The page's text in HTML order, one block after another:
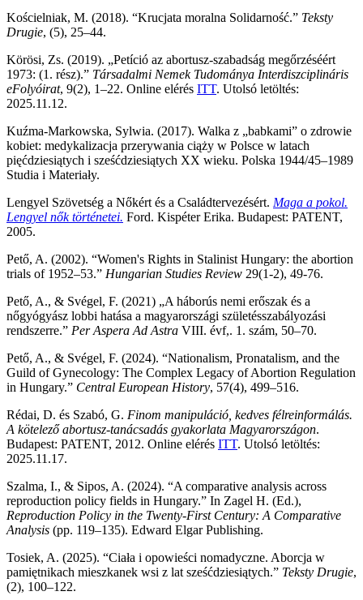
Kościelniak, M. (2018). “Krucjata moralna Solidarność.” Teksty
Drugie, (5), 25–44.
Körösi, Zs. (2019). „Petíció az abortusz-szabadság megőrzéséért
1973: (1. rész).” Társadalmi Nemek Tudománya Interdiszciplináris
eFolyóirat, 9(2), 1–22. Online elérés ITT. Utolsó letöltés:
2025.11.12.
Kuźma-Markowska, Sylwia. (2017). Walka z „babkami” o zdrowie
kobiet: medykalizacja przerywania ciąży w Polsce w latach
pięćdziesiątych i sześćdziesiątych XX wieku. Polska 1944/45–1989
Studia i Materiały.
Lengyel Szövetség a Nőkért és a Családtervezésért. Maga a pokol.
Lengyel nők történetei. Ford. Kispéter Erika. Budapest: PATENT,
2005.
Pető, A. (2002). “Women's Rights in Stalinist Hungary: the abortion
trials of 1952–53.” Hungarian Studies Review 29(1-2), 49-76.
Pető, A., & Svégel, F. (2021) „A háborús nemi erőszak és a
nőgyógyász lobbi hatása a magyarországi születésszabályozási
rendszerre.” Per Aspera Ad Astra VIII. évf,. 1. szám, 50–70.
Pető, A., & Svégel, F. (2024). “Nationalism, Pronatalism, and the
Guild of Gynecology: The Complex Legacy of Abortion Regulation
in Hungary.” Central European History, 57(4), 499–516.
Rédai, D. és Szabó, G. Finom manipuláció, kedves félreinformálás.
A kötelező abortusz-tanácsadás gyakorlata Magyarországon.
Budapest: PATENT, 2012. Online elérés ITT. Utolsó letöltés:
2025.11.17.
Szalma, I., & Sipos, A. (2024). “A comparative analysis across
reproduction policy fields in Hungary.” In Zagel H. (Ed.),
Reproduction Policy in the Twenty-First Century: A Comparative
Analysis (pp. 119–135). Edward Elgar Publishing.
Tosiek, A. (2025). “Ciała i opowieści nomadyczne. Aborcja w
pamiętnikach mieszkanek wsi z lat sześćdziesiątych.” Teksty Drugie,
(2), 100–122.